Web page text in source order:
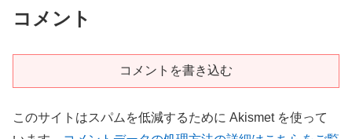
コメント
コメントを書き込む
このサイトはスパムを低減するために Akismet を使って